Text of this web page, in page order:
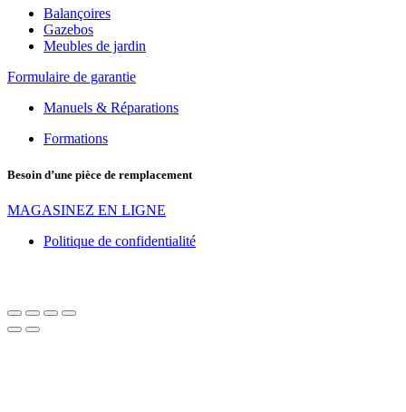
Balançoires
Gazebos
Meubles de jardin
Formulaire de garantie
Manuels & Réparations
Formations
Besoin d’une pièce de remplacement
MAGASINEZ EN LIGNE
Politique de confidentialité